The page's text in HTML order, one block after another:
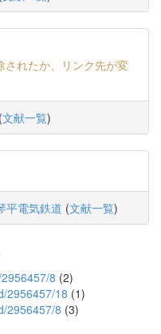
されたか、リンク先が変
(文献一覧)
平電気鉄道 (文献一覧)
8 (2)
2956457/18 (1)
2956457/8 (3)